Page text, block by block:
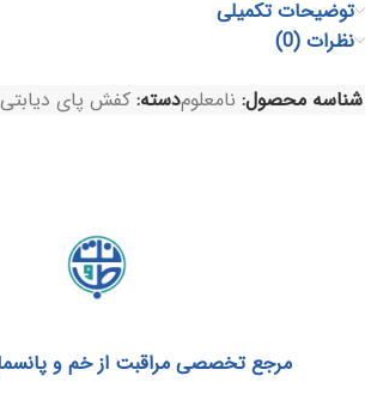
توضیحات تکمیلی
نظرات (0)
شناسه محصول: نامعلومدسته: کفش پای دیابتی
مرجع تخصصی مراقبت از خم و